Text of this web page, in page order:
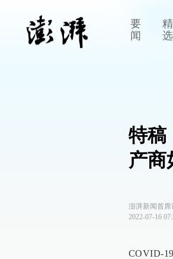
要
闻
精
选
特稿
产商
澎湃新闻首席
2022-07-16
COVID-